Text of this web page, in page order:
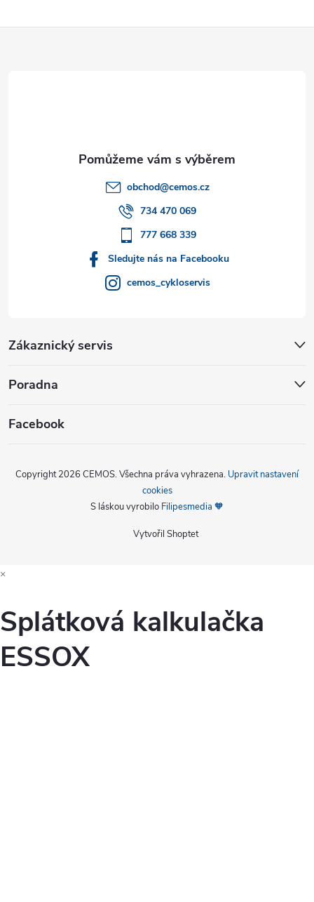
obchod@cemos.cz
734 470 069
777 668 339
Sledujte nás na Facebooku
cemos_cykloservis
Zákaznický servis
Poradna
Facebook
Vytvořil Shoptet
Copyright 2026 CEMOS. Všechna práva vyhrazena. Upravit nastavení
cookies
S láskou vyrobilo Filipesmedia 🧡
×
Splátková kalkulačka
ESSOX